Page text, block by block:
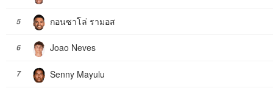
5 กอนซาโล่ รามอส
6 Joao Neves
7 Senny Mayulu